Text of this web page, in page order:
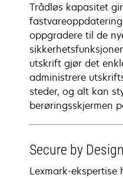
Trådløs kapasitet
oppgradere til de
utskrift gjør det
administrere
steder, og alt kan
berøringsskjermen
Secure by Design
Lexmark-ekspertise